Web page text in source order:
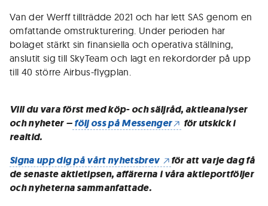
Van der Werff tillträdde 2021 och har lett SAS genom en
omfattande omstrukturering. Under perioden har
bolaget stärkt sin finansiella och operativa ställning,
anslutit sig till SkyTeam och lagt en rekordorder på upp
till 40 större Airbus-flygplan.
Vill du vara först med köp- och säljråd, aktieanalyser
och nyheter –följ oss på Messenger
för utskick i
realtid.
Signa upp dig på vårt nyhetsbrev
för att varje dag få
de senaste aktietipsen, affärerna i våra aktieportföljer
och nyheterna sammanfattade.